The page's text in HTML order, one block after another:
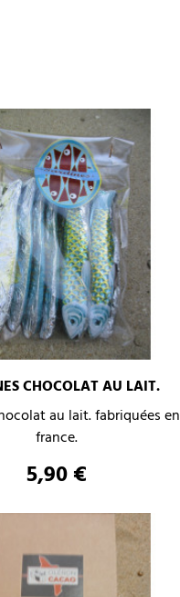
CHOCOLAT AU LAIT.
au lait. fabriquées en
france.
Prix
5,90 €
+
AU PANIER